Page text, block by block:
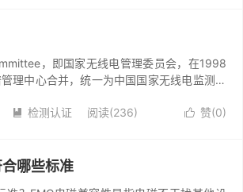
，即国家无线电管理委员会，在1998
理中心合并，统一为中国国家无线电监测中
 赞(0)
 检测认证 阅读(236)
哪些标准